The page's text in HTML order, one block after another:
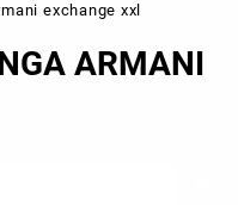
exchange xxl
ARMANI